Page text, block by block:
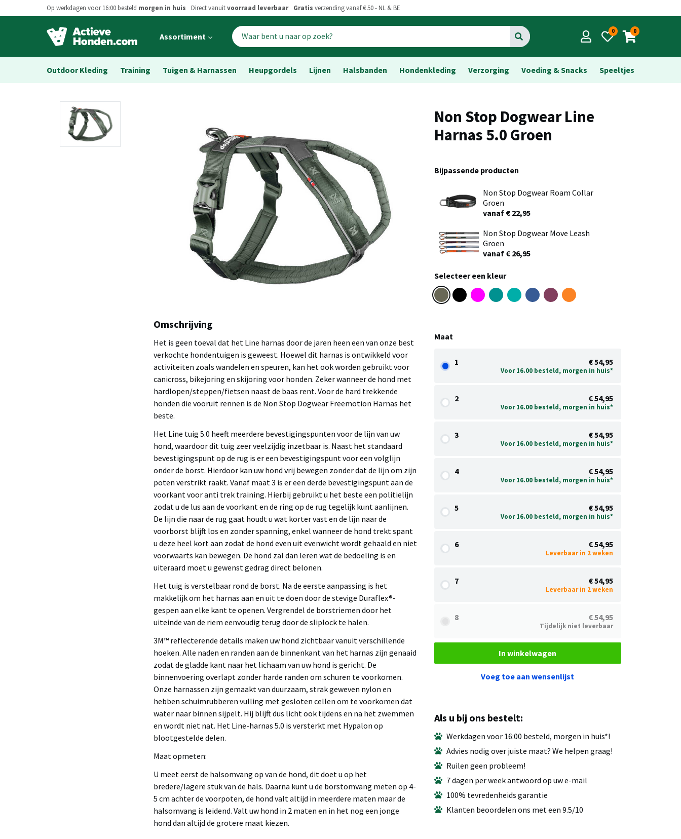
Op werkdagen voor 16:00 besteld morgen in huis Direct vanuitvoorraad leverbaar Gratis verzending vanaf € 50 - NL & BE
Open
menu
Assortiment Go 0 0
Outdoor Kleding Training Tuigen & Harnassen Heupgordels Lijnen Halsbanden Hondenkleding Verzorging Voeding & Snacks Speeltjes
Non Stop Dogwear Line
Harnas 5.0 Groen
Bijpassende producten
Non Stop Dogwear Roam Collar
Groen
vanaf € 22,95
Non Stop Dogwear Move Leash
Groen
vanaf € 26,95
Selecteer een kleur
Maat
1 € 54,95
Voor 16.00 besteld, morgen in huis*
2 € 54,95
Voor 16.00 besteld, morgen in huis*
3 € 54,95
Voor 16.00 besteld, morgen in huis*
4 € 54,95
Voor 16.00 besteld, morgen in huis*
5 € 54,95
Voor 16.00 besteld, morgen in huis*
6 € 54,95
Leverbaar in 2 weken
7 € 54,95
Leverbaar in 2 weken
8 € 54,95
Tijdelijk niet leverbaar
In winkelwagen
Voeg toe aan wensenlijst
Omschrijving
Het is geen toeval dat het Line harnas door de jaren heen een van onze best
verkochte hondentuigen is geweest. Hoewel dit harnas is ontwikkeld voor
activiteiten zoals wandelen en speuren, kan het ook worden gebruikt voor
canicross, bikejoring en skijoring voor honden. Zeker wanneer de hond met
hardlopen/steppen/fietsen naast de baas rent. Voor de hard trekkende
honden die vooruit rennen is de Non Stop Dogwear Freemotion Harnas het
beste.
Het Line tuig 5.0 heeft meerdere bevestigingspunten voor de lijn van uw
hond, waardoor dit tuig zeer veelzijdig inzetbaar is. Naast het standaard
bevestigingspunt op de rug is er een bevestigingspunt voor een volglijn
onder de borst. Hierdoor kan uw hond vrij bewegen zonder dat de lijn om zijn
poten verstrikt raakt. Vanaf maat 3 is er een derde bevestigingspunt aan de
voorkant voor anti trek training. Hierbij gebruikt u het beste een politielijn
zodat u de lus aan de voorkant en de ring op de rug tegelijk kunt aanlijnen.
De lijn die naar de rug gaat houdt u wat korter vast en de lijn naar de
voorborst blijft los en zonder spanning, enkel wanneer de hond trekt spant
u deze heel kort aan zodat de hond even uit evenwicht wordt gehaald en niet
voorwaarts kan bewegen. De hond zal dan leren wat de bedoeling is en
uiteraard moet u gewenst gedrag direct belonen.
Het tuig is verstelbaar rond de borst. Na de eerste aanpassing is het
makkelijk om het harnas aan en uit te doen door de stevige Duraflex®-
gespen aan elke kant te openen. Vergrendel de borstriemen door het
uiteinde van de riem eenvoudig terug door de sliplock te halen.
3M™ reflecterende details maken uw hond zichtbaar vanuit verschillende
hoeken. Alle naden en randen aan de binnenkant van het harnas zijn genaaid
zodat de gladde kant naar het lichaam van uw hond is gericht. De
binnenvoering overlapt zonder harde randen om schuren te voorkomen.
Onze harnassen zijn gemaakt van duurzaam, strak geweven nylon en
hebben schuimrubberen vulling met gesloten cellen om te voorkomen dat
water naar binnen sijpelt. Hij blijft dus licht ook tijdens en na het zwemmen
en wordt niet nat. Het Line-harnas 5.0 is versterkt met Hypalon op
blootgestelde delen.
Maat opmeten:
U meet eerst de halsomvang op van de hond, dit doet u op het
bredere/lagere stuk van de hals. Daarna kunt u de borstomvang meten op 4-
5 cm achter de voorpoten, de hond valt altijd in meerdere maten maar de
halsomvang is leidend. Valt uw hond in 2 maten en in het nog een jonge
hond dan altijd de grotere maat kiezen.
Als u bij ons bestelt:
Werkdagen voor 16:00 besteld, morgen in huis*!
Advies nodig over juiste maat? We helpen graag!
Ruilen geen probleem!
7 dagen per week antwoord op uw e-mail
100% tevredenheids garantie
Klanten beoordelen ons met een 9.5/10